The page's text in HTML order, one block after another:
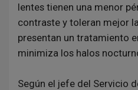
lentes tienen una menor
contraste y toleran mejor
presentan un tratamiento
minimiza los halos
Según el jefe del Servicio